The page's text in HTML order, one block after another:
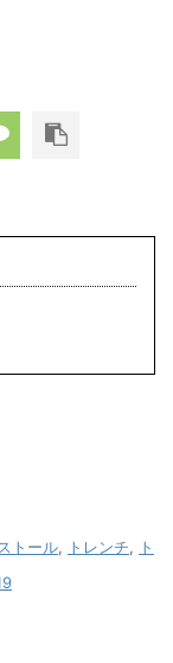
ストール, トレンチ, ト